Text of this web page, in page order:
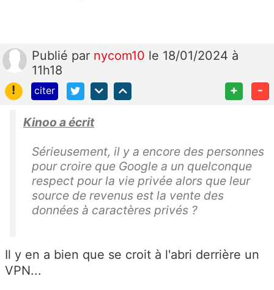
Publié par nycom10 le 18/01/2024 à
11h18
!
citer + -
Kinoo a écrit
Sérieusement, il y a encore des personnes
pour croire que Google a un quelconque
respect pour la vie privée alors que leur
source de revenus est la vente des
données à caractères privés ?
Il y en a bien que se croit à l'abri derrière un
VPN...